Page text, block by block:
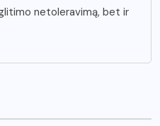
netoleravimą, bet ir